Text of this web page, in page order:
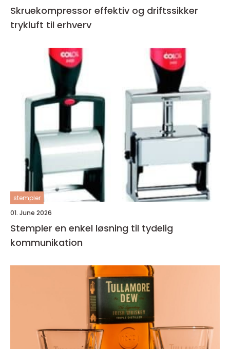
Skruekompressor effektiv og driftssikker
trykluft til erhverv
stempler
01. June 2026
Stempler en enkel løsning til tydelig
kommunikation